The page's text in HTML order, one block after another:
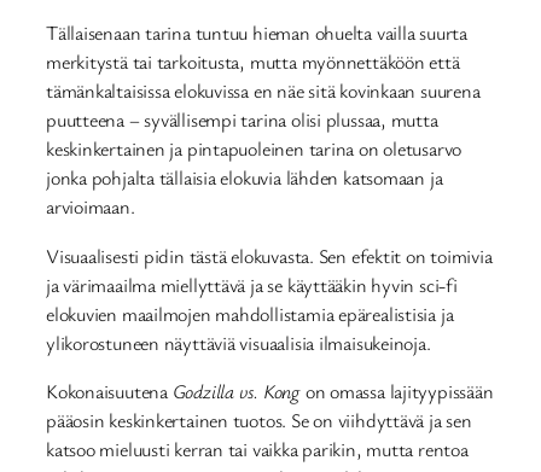
Tällaisenaan tarina tuntuu hieman ohuelta vailla suurta
merkitystä tai tarkoitusta, mutta myönnettäköön että
tämänkaltaisissa elokuvissa en näe sitä kovinkaan suurena
puutteena – syvällisempi tarina olisi plussaa, mutta
keskinkertainen ja pintapuoleinen tarina on oletusarvo
jonka pohjalta tällaisia elokuvia lähden katsomaan ja
arvioimaan.
Visuaalisesti pidin tästä elokuvasta. Sen efektit on toimivia
ja värimaailma miellyttävä ja se käyttääkin hyvin sci-fi
elokuvien maailmojen mahdollistamia epärealistisia ja
ylikorostuneen näyttäviä visuaalisia ilmaisukeinoja.
Kokonaisuutena Godzilla vs. Kongon omassa lajityypissään
pääosin keskinkertainen tuotos. Se on viihdyttävä ja sen
katsoo mieluusti kerran tai vaikka parikin, mutta rentoa